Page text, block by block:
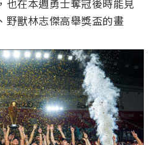
也在本週勇士奪冠後時能見
野獸林志傑高舉獎盃的畫